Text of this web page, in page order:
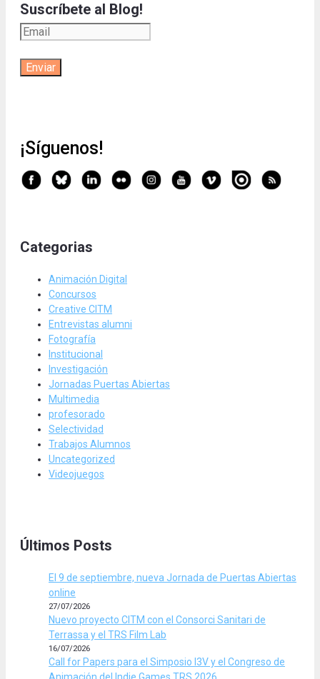
Suscríbete al Blog!
¡Síguenos!
Categorias
Animación Digital
Concursos
Creative CITM
Entrevistas alumni
Fotografía
Institucional
Investigación
Jornadas Puertas Abiertas
Multimedia
profesorado
Selectividad
Trabajos Alumnos
Uncategorized
Videojuegos
Últimos Posts
El 9 de septiembre, nueva Jornada de Puertas Abiertas
online
27/07/2026
Nuevo proyecto CITM con el Consorci Sanitari de
Terrassa y el TRS Film Lab
16/07/2026
Call for Papers para el Simposio I3V y el Congreso de